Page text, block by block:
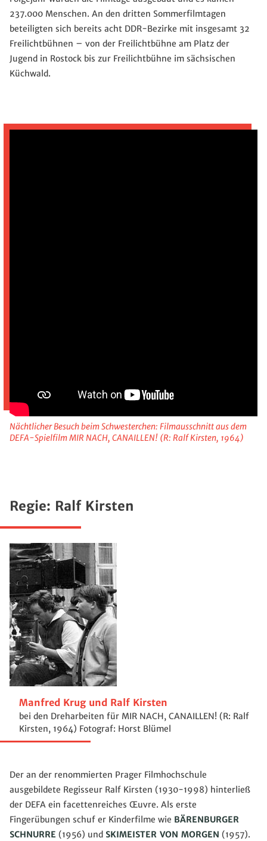
237.000 Menschen. An den dritten Sommerfilmtagen
beteiligten sich bereits acht DDR-Bezirke mit insgesamt 32
Freilichtbühnen – von der Freilichtbühne am Platz der
Jugend in Rostock bis zur Freilichtbühne im sächsischen
Küchwald.
Nächtlicher Besuch beim Schwesterchen: Filmausschnitt aus dem
DEFA-Spielfilm MIR NACH, CANAILLEN! (R: Ralf Kirsten, 1964)
Regie: Ralf Kirsten
Manfred Krug und Ralf Kirsten
bei den Dreharbeiten für MIR NACH, CANAILLEN! (R: Ralf
Kirsten, 1964) Fotograf: Horst Blümel
Der an der renommierten Prager Filmhochschule
ausgebildete Regisseur Ralf Kirsten (1930-1998) hinterließ
der DEFA ein facettenreiches Œuvre. Als erste
Fingerübungen schuf er Kinderfilme wie BÄRENBURGER
SCHNURRE (1956) und SKIMEISTER VON MORGEN (1957).